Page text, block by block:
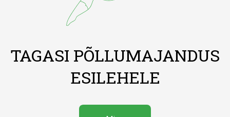
TAGASI PÕLLUMAJANDUS
ESILEHELE